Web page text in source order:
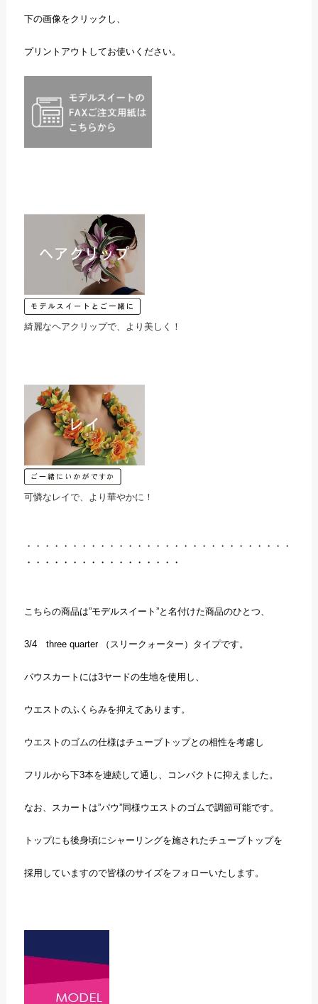
下の画像をクリックし、
プリントアウトしてお使いください。
綺麗なヘアクリップで、より美しく！
可憐なレイで、より華やかに！
・・・・・・・・・・・・・・・・・・・・・・・・・・・・・
・・・・・・・・・・・・・・・・・
こちらの商品は”モデルスイート”と名付けた商品のひとつ、
3/4 three quarter （スリークォーター）タイプです。
パウスカートには3ヤードの生地を使用し、
ウエストのふくらみを抑えてあります。
ウエストのゴムの仕様はチューブトップとの相性を考慮し
フリルから下3本を連続して通し、コンパクトに抑えました。
なお、スカートは”パウ”同様ウエストのゴムで調節可能です。
トップにも後身頃にシャーリングを施されたチューブトップを
採用していますので皆様のサイズをフォローいたします。